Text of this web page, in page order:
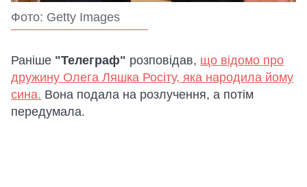
Фото: Getty Images
Раніше "Телеграф" розповідав, що відомо про
дружину Олега Ляшка Росіту, яка народила йому
сина. Вона подала на розлучення, а потім
передумала.